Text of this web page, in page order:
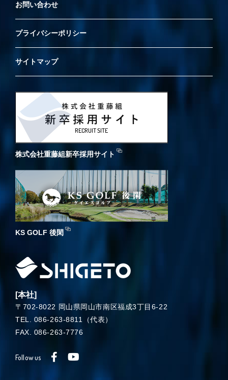
お問い合わせ
プライバシーポリシー
サイトマップ
株式会社重藤組新卒採用サイト
KS GOLF 後閑
[本社]
〒702-8022 岡山県岡山市南区福成3丁目6-22
TEL. 086-263-8811（代表）
FAX. 086-263-7776
Follow us